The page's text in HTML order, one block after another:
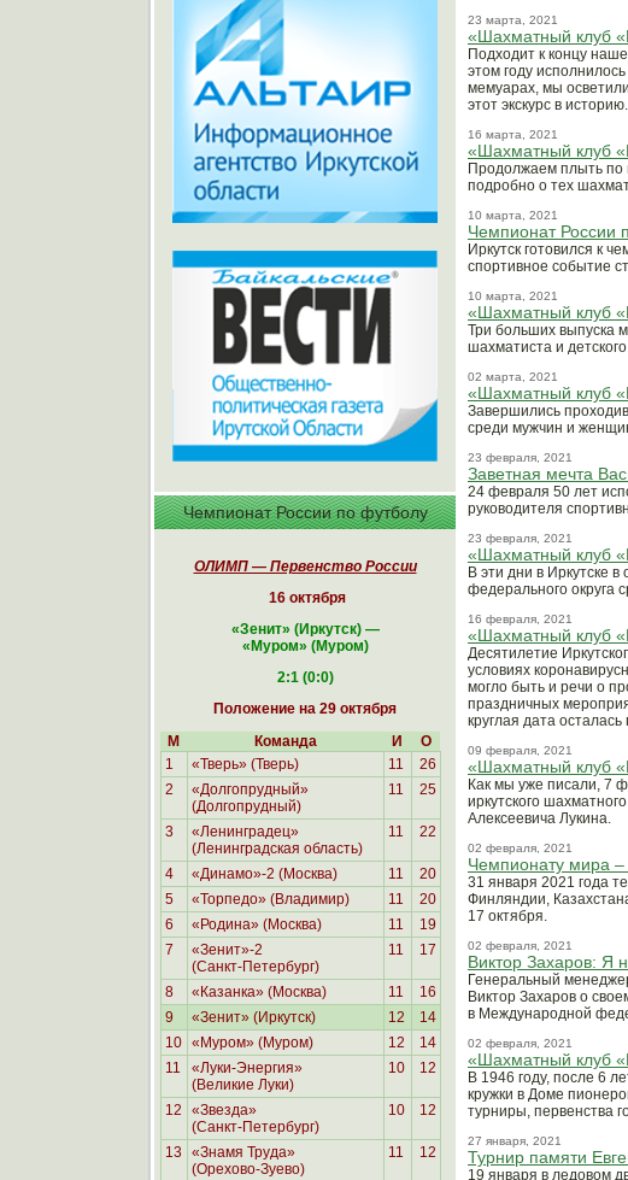
Чемпионат России по футболу
ОЛИМП — Первенство России
16 октября
«Зенит» (Иркутск) —
«Муром» (Муром)
2:1 (0:0)
Положение на 29 октября
М
Команда И
О
1
«Тверь» (Тверь) 11
26
2
«Долгопрудный»
(Долгопрудный)
11 25
3
«Ленинградец»
(Ленинградская область)
11 22
4 «Динамо»-2 (Москва) 11
20
5
«Торпедо» (Владимир) 11
20
6
«Родина» (Москва) 11
19
7
«Зенит»-2
(Санкт-Петербург)
11 17
8 «Казанка» (Москва) 11
16
9
«Зенит» (Иркутск) 12
14
10 «Муром» (Муром) 12
14
11
«Луки-Энергия»
(Великие Луки)
10 12
12
«Звезда»
(Санкт-Петербург)
10 12
13
«Знамя Труда»
(Орехово-Зуево)
11 12
23 марта, 2021
«Шахматный клуб
Подходит к концу
этом году
мемуарах, мы
этот экскурс в историю.
16 марта, 2021
«Шахматный клуб
Продолжаем плыть по
подробно о тех
10 марта, 2021
Чемпионат России
Иркутск готовился к
спортивное событие
10 марта, 2021
«Шахматный клуб
Три больших выпуска
шахматиста и
02 марта, 2021
«Шахматный клуб
Завершились
среди мужчин и
23 февраля, 2021
Заветная мечта
24 февраля 50 лет
руководителя
23 февраля, 2021
«Шахматный клуб
В эти дни в Иркутске
федерального округа
16 февраля, 2021
«Шахматный клуб
Десятилетие
условиях
могло быть и речи о
праздничных
круглая дата
09 февраля, 2021
«Шахматный клуб
Как мы уже писали, 7
иркутского
Алексеевича Лукина.
02 февраля, 2021
Чемпионату мира –
31 января 2021 года
Финляндии,
17 октября.
02 февраля, 2021
Виктор Захаров: Я
Генеральный
Виктор Захаров о
в Международной
02 февраля, 2021
«Шахматный клуб
В 1946 году, после 6
кружки в Доме
турниры, первенства
27 января, 2021
Турнир памяти
19 января в ледовом